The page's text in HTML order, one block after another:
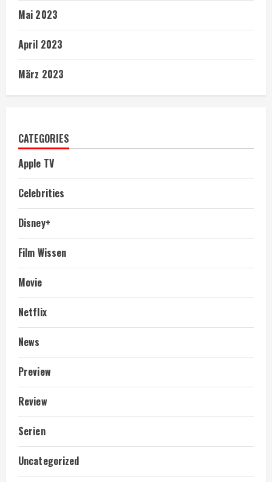
Mai 2023
April 2023
März 2023
CATEGORIES
Apple TV
Celebrities
Disney+
Film Wissen
Movie
Netflix
News
Preview
Review
Serien
Uncategorized